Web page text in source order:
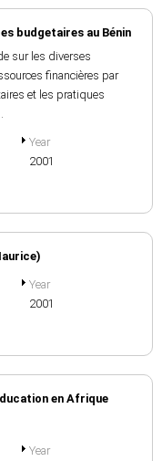
budgetaires au Bénin
sur les diverses
financières par
et les pratiques
Year
2001
Year
2001
en Afrique
Year